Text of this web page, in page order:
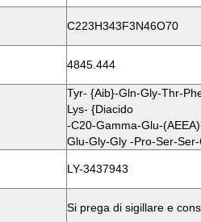
C223H343F3N46O70
4845.444
Tyr- {Aib}-Gln-Gly-Thr-
Lys- {diacido
-C20-Gamma-Glu-
Glu-Gly-Gly -Pro-Ser-
LY-3437943
Si prega di sigillare e